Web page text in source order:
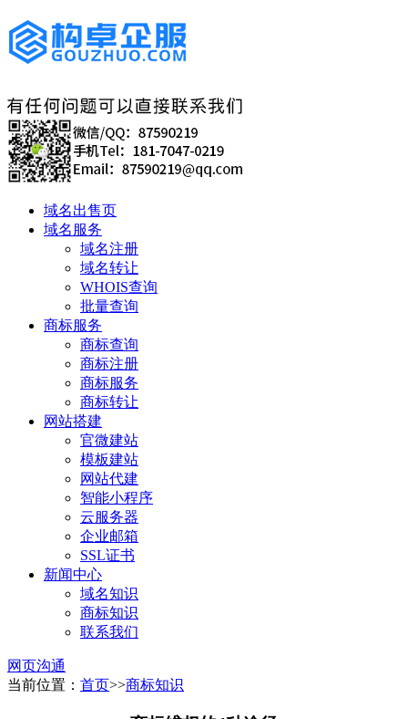
域名出售页
域名服务
域名注册
域名转让
WHOIS查询
批量查询
商标服务
商标查询
商标注册
商标服务
商标转让
网站搭建
官微建站
模板建站
网站代建
智能小程序
云服务器
企业邮箱
SSL证书
新闻中心
域名知识
商标知识
联系我们
网页沟通
当前位置： 首页>>商标知识